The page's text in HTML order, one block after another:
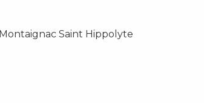
Montaignac Saint Hippolyte